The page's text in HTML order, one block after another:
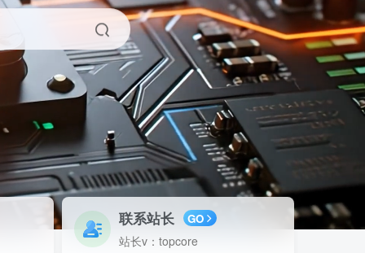
联系站长 GO
站长v：topcore